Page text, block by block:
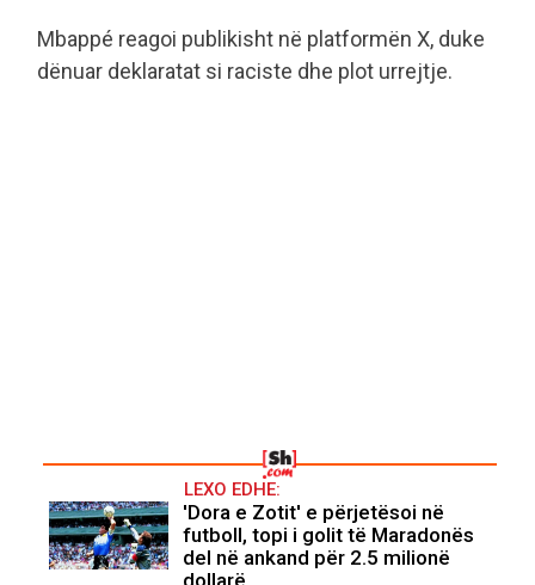
Mbappé reagoi publikisht në platformën X, duke
dënuar deklaratat si raciste dhe plot urrejtje.
LEXO EDHE:
'Dora e Zotit' e përjetësoi në
futboll, topi i golit të Maradonës
del në ankand për 2.5 milionë